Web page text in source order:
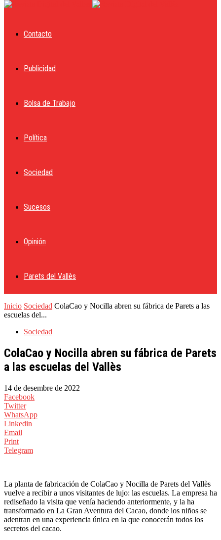
Contacto
Publicidad
Bolsa de Trabajo
Política
Sociedad
Sucesos
Opinión
Parets del Vallès
Inicio Sociedad ColaCao y Nocilla abren su fábrica de Parets a las
escuelas del...
Sociedad
ColaCao y Nocilla abren su fábrica de Parets
a las escuelas del Vallès
14 de desembre de 2022
Facebook
Twitter
WhatsApp
Linkedin
Email
Print
Telegram
La planta de fabricación de ColaCao y Nocilla de Parets del Vallès
vuelve a recibir a unos visitantes de lujo: las escuelas. La empresa ha
rediseñado la visita que venía haciendo anteriormente, y la ha
transformado en La Gran Aventura del Cacao, donde los niños se
adentran en una experiencia única en la que conocerán todos los
secretos del cacao.